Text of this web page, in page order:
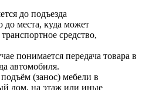
до подъезда
до места, куда может
средство,
понимается передача товара в
автомобиля.
(занос) мебели в
дом, на этаж или иные